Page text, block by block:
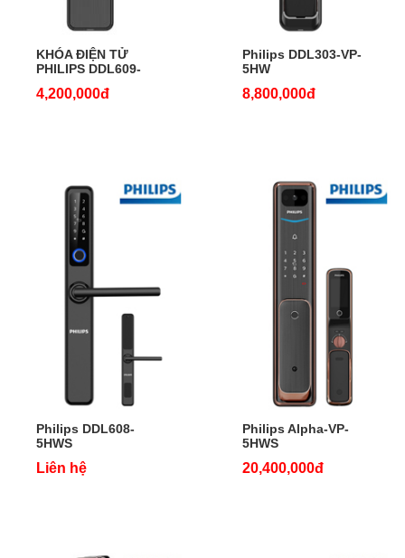
KHÓA ĐIỆN TỬ
PHILIPS DDL609-
4,200,000đ
Philips DDL303-VP-
5HW
8,800,000đ
Philips DDL608-
5HWS
Liên hệ
Philips Alpha-VP-
5HWS
20,400,000đ